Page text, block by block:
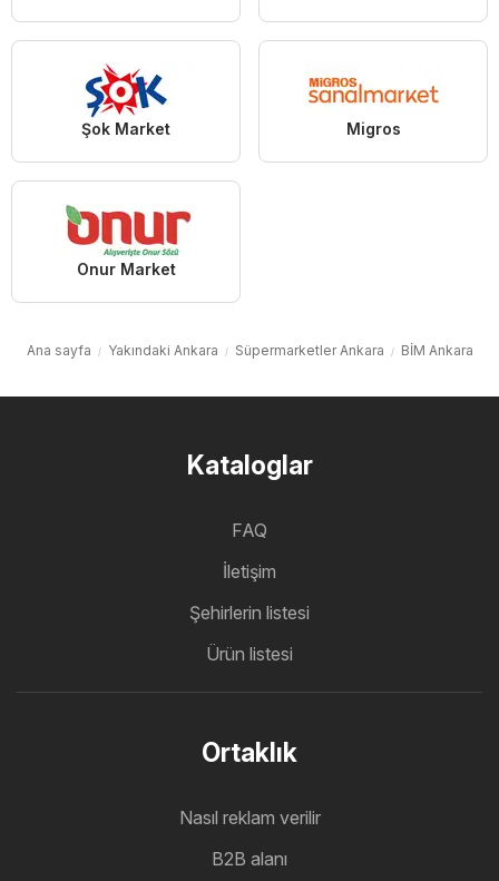
Şok Market Migros
Onur Market
Ana sayfa Yakındaki Ankara Süpermarketler Ankara BİM Ankara
Kataloglar
FAQ
İletişim
Şehirlerin listesi
Ürün listesi
Ortaklık
Nasıl reklam verilir
B2B alanı